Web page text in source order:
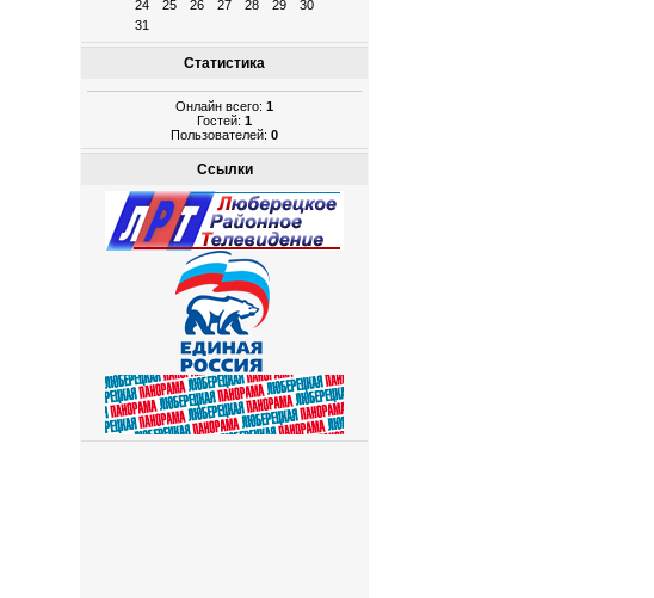
24
25 26 27 28 29
30
31
Статистика
Онлайн всего:1
Гостей:1
Пользователей:0
Ссылки